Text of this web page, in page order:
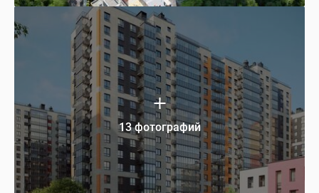
13 фотографий